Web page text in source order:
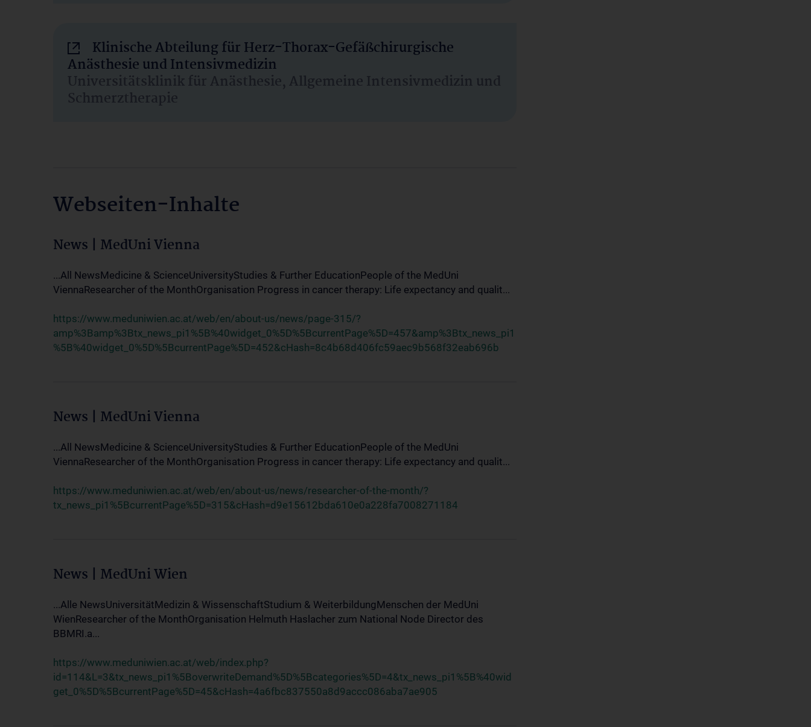
Klinische Abteilung für Herz-Thorax-Gefäßchirurgische
Anästhesie und Intensivmedizin
Universitätsklinik für Anästhesie, Allgemeine Intensivmedizin und
Schmerztherapie
Webseiten-Inhalte
News | MedUni Vienna
...All NewsMedicine & ScienceUniversityStudies & Further EducationPeople of the MedUni
ViennaResearcher of the MonthOrganisation Progress in cancer therapy: Life expectancy and qualit...
https://www.meduniwien.ac.at/web/en/about-us/news/page-315/?
amp%3Bamp%3Btx_news_pi1%5B%40widget_0%5D%5BcurrentPage%5D=457&amp%3Btx_news_pi1
%5B%40widget_0%5D%5BcurrentPage%5D=452&cHash=8c4b68d406fc59aec9b568f32eab696b
News | MedUni Vienna
...All NewsMedicine & ScienceUniversityStudies & Further EducationPeople of the MedUni
ViennaResearcher of the MonthOrganisation Progress in cancer therapy: Life expectancy and qualit...
https://www.meduniwien.ac.at/web/en/about-us/news/researcher-of-the-month/?
tx_news_pi1%5BcurrentPage%5D=315&cHash=d9e15612bda610e0a228fa7008271184
News | MedUni Wien
...Alle NewsUniversitätMedizin & WissenschaftStudium & WeiterbildungMenschen der MedUni
WienResearcher of the MonthOrganisation Helmuth Haslacher zum National Node Director des
BBMRI.a...
https://www.meduniwien.ac.at/web/index.php?
id=114&L=3&tx_news_pi1%5BoverwriteDemand%5D%5Bcategories%5D=4&tx_news_pi1%5B%40wid
get_0%5D%5BcurrentPage%5D=45&cHash=4a6fbc837550a8d9accc086aba7ae905